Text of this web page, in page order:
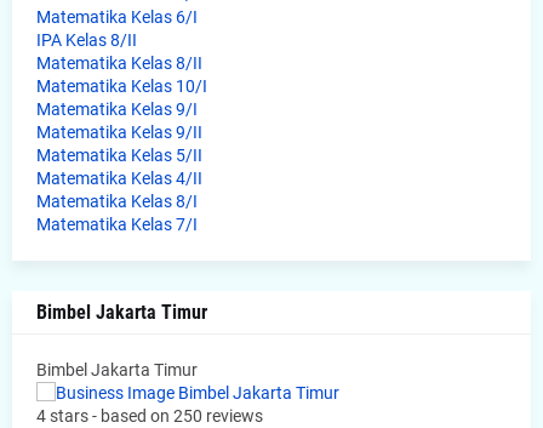
Matematika Kelas 6/I
IPA Kelas 8/II
Matematika Kelas 8/II
Matematika Kelas 10/I
Matematika Kelas 9/I
Matematika Kelas 9/II
Matematika Kelas 5/II
Matematika Kelas 4/II
Matematika Kelas 8/I
Matematika Kelas 7/I
Bimbel Jakarta Timur
Bimbel Jakarta Timur
4 stars - based on 250 reviews